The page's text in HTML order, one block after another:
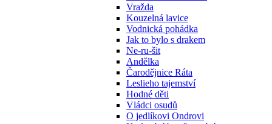
Vražda
Kouzelná lavice
Vodnická pohádka
Jak to bylo s drakem
Ne-ru-šit
Andělka
Čarodějnice Ráta
Leslieho tajemství
Hodné děti
Vládci osudů
O jedlíkovi Ondrovi